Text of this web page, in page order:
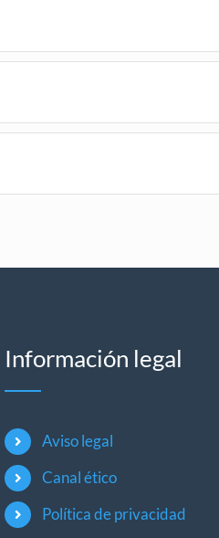
Información legal
Aviso legal
Canal ético
Política de privacidad